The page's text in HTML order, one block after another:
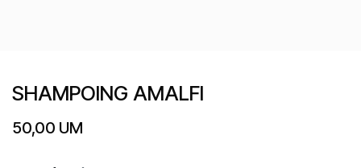
SHAMPOING AMALFI
50,00 UM